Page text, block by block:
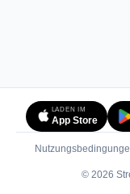
LADEN IM
App Store
© 2026